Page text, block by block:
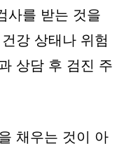
사를 받는 것을
강 상태나 위험
상담 후 검진 주
채우는 것이 아